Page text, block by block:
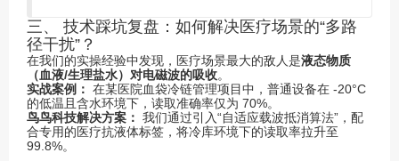
三、 技术踩坑复盘：如何解决医疗场景的“多路
径干扰”？
在我们的实操经验中发现，医疗场景最大的敌人是液态物质
（血液/生理盐水）对电磁波的吸收。
实战案例： 在某医院血袋冷链管理项目中，普通设备在 -20°C
的低温且含水环境下，读取准确率仅为 70%。
鸟鸟科技解决方案： 我们通过引入“自适应载波抵消算法”，配
合专用的医疗抗液体标签，将冷库环境下的读取率拉升至
99.8%。